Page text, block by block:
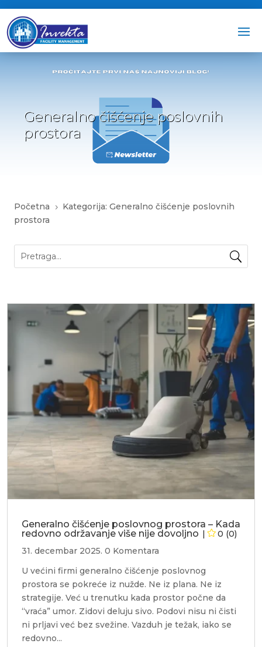
Generalno čišćenje poslovnih
prostora
Početna 5
Kategorija: Generalno čišćenje poslovnih
prostora
Generalno čišćenje poslovnog prostora – Kada
redovno održavanje više nije dovoljno
0 (0)
31. decembar 2025. 0 Komentara
U većini firmi generalno čišćenje poslovnog
prostora se pokreće iz nužde. Ne iz plana. Ne iz
strategije. Već u trenutku kada prostor počne da
“vraća” umor. Zidovi deluju sivo. Podovi nisu ni čisti
ni prljavi već bez svežine. Vazduh je težak, iako se
redovno...